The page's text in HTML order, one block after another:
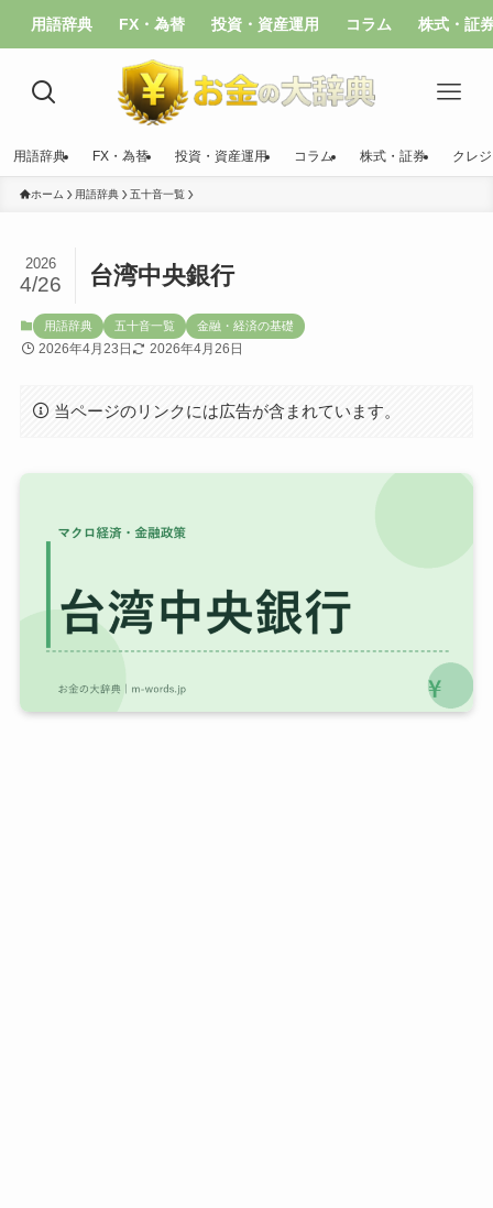
用語辞典 FX・為替 投資・資産運用 コラム 株式・証
用語辞典 FX・為替 投資・資産運用 コラム 株式・証券 クレ
ホーム 用語辞典 五十音一覧
台湾中央銀行
2026
4/26
用語辞典 五十音一覧 金融・経済の基礎
2026年4月23日 2026年4月26日
当ページのリンクには広告が含まれています。